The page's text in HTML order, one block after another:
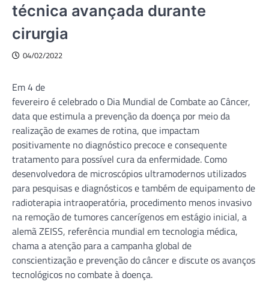
técnica avançada durante
cirurgia
04/02/2022
Em 4 de
fevereiro é celebrado o Dia Mundial de Combate ao Câncer,
data que estimula a prevenção da doença por meio da
realização de exames de rotina, que impactam
positivamente no diagnóstico precoce e consequente
tratamento para possível cura da enfermidade. Como
desenvolvedora de microscópios ultramodernos utilizados
para pesquisas e diagnósticos e também de equipamento de
radioterapia intraoperatória, procedimento menos invasivo
na remoção de tumores cancerígenos em estágio inicial, a
alemã ZEISS, referência mundial em tecnologia médica,
chama a atenção para a campanha global de
conscientização e prevenção do câncer e discute os avanços
tecnológicos no combate à doença.